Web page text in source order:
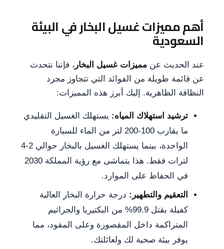
أهم مميزات غسيل البخار في البيئة
السعودية
عند الحديث عن مميزات غسيل البخار ، فإننا نتحدث
عن قائمة طويلة من الفوائد التي تتجاوز مجرد
النظافة الظاهرية. إليك أبرز هذه المميزات:
ترشيد استهلاك المياه: يستهلك الغسيل التقليدي
ما يقارب 100-200 لتر من الماء للسيارة
الواحدة، بينما يستهلك الغسيل بالبخار حوالي 2-4
لترات فقط. هذا يتماشى مع رؤية المملكة 2030
في الحفاظ على الموارد.
التعقيم والتطهير: درجة حرارة البخار العالية
كفيلة بقتل 99.9% من البكتيريا والجراثيم
المتراكمة داخل المقصورة وعلى المقود، مما
يوفر بيئة صحية لك ولعائلتك.